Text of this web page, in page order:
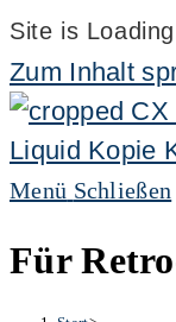
Site is
Zum Inhalt
Menü Schließen
Für